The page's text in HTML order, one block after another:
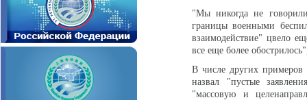
"Мы никогда не
границы военными
взаимодействие" цвело
все еще более
В числе других примеров
назвал "пустые
"массовую и